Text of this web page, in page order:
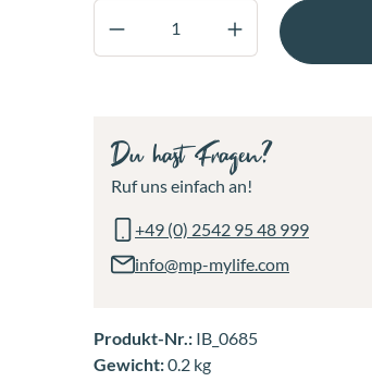
Produkt Anzahl: Gib
Du hast Fragen?
Ruf uns einfach an!
+49 (0) 2542 95 48 999
info@mp-mylife.com
Produkt-Nr.: IB_0685
Gewicht:0.2 kg